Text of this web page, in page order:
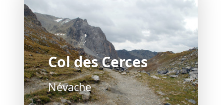
Col des Cerces
Névache